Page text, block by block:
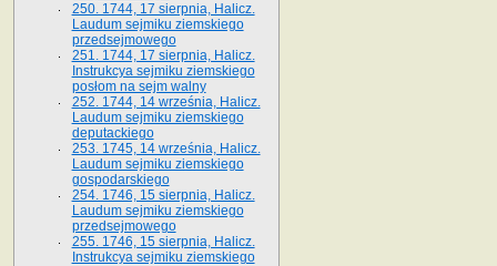
250. 1744, 17 sierpnia, Halicz.
Laudum sejmiku ziemskiego
przedsejmowego
251. 1744, 17 sierpnia, Halicz.
Instrukcya sejmiku ziemskiego
posłom na sejm walny
252. 1744, 14 września, Halicz.
Laudum sejmiku ziemskiego
deputackiego
253. 1745, 14 września, Halicz.
Laudum sejmiku ziemskiego
gospodarskiego
254. 1746, 15 sierpnia, Halicz.
Laudum sejmiku ziemskiego
przedsejmowego
255. 1746, 15 sierpnia, Halicz.
Instrukcya sejmiku ziemskiego